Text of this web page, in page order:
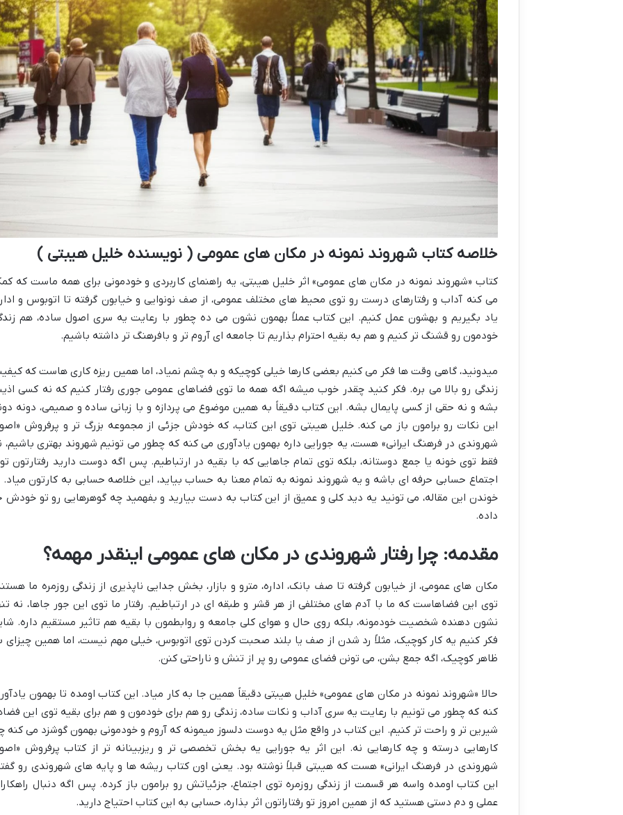
خلاصه کتاب شهروند نمونه در مکان های عمومی ( نویسنده خلیل هیبتی )
کتاب «شهروند نمونه در مکان های عمومی» اثر خلیل هیبتی، یه راهنمای کاربردی و خودمونی برای همه ماست که
می کنه آداب و رفتارهای درست رو توی محیط های مختلف عمومی، از صف نونوایی و خیابون گرفته تا اتوبوس و
یاد بگیریم و بهشون عمل کنیم. این کتاب عملاً بهمون نشون می ده چطور با رعایت یه سری اصول ساده، هم
خودمون رو قشنگ تر کنیم و هم به بقیه احترام بذاریم تا جامعه ای آروم تر و بافرهنگ تر داشته باشیم.
میدونید، گاهی وقت ها فکر می کنیم بعضی کارها خیلی کوچیکه و به چشم نمیاد، اما همین ریزه کاری هاست که
زندگی رو بالا می بره. فکر کنید چقدر خوب میشه اگه همه ما توی فضاهای عمومی جوری رفتار کنیم که نه کسی
بشه و نه حقی از کسی پایمال بشه. این کتاب دقیقاً به همین موضوع می پردازه و با زبانی ساده و صمیمی، دونه
این نکات رو برامون باز می کنه. خلیل هیبتی توی این کتاب، که خودش جزئی از مجموعه بزرگ تر و پرفروش
شهروندی در فرهنگ ایرانی» هست، یه جورایی داره بهمون یادآوری می کنه که چطور می تونیم شهروند بهتری باشیم،
فقط توی خونه یا جمع دوستانه، بلکه توی تمام جاهایی که با بقیه در ارتباطیم. پس اگه دوست دارید رفتارتون
اجتماع حسابی حرفه ای باشه و یه شهروند نمونه به تمام معنا به حساب بیاید، این خلاصه حسابی به کارتون میاد.
خوندن این مقاله، می تونید یه دید کلی و عمیق از این کتاب به دست بیارید و بفهمید چه گوهرهایی رو تو خودش
داده.
مقدمه: چرا رفتار شهروندی در مکان های عمومی اینقدر مهمه؟
مکان های عمومی، از خیابون گرفته تا صف بانک، اداره، مترو و بازار، بخش جدایی ناپذیری از زندگی روزمره ما
توی این فضاهاست که ما با آدم های مختلفی از هر قشر و طبقه ای در ارتباطیم. رفتار ما توی این جور جاها، نه
نشون دهنده شخصیت خودمونه، بلکه روی حال و هوای کلی جامعه و روابطمون با بقیه هم تاثیر مستقیم داره.
فکر کنیم یه کار کوچیک، مثلاً رد شدن از صف یا بلند صحبت کردن توی اتوبوس، خیلی مهم نیست، اما همین چیزای
ظاهر کوچیک، اگه جمع بشن، می تونن فضای عمومی رو پر از تنش و ناراحتی کنن.
حالا «شهروند نمونه در مکان های عمومی» خلیل هیبتی دقیقاً همین جا به کار میاد. این کتاب اومده تا بهمون
کنه که چطور می تونیم با رعایت یه سری آداب و نکات ساده، زندگی رو هم برای خودمون و هم برای بقیه توی این
شیرین تر و راحت تر کنیم. این کتاب در واقع مثل یه دوست دلسوز میمونه که آروم و خودمونی بهمون گوشزد می کنه
کارهایی درسته و چه کارهایی نه. این اثر یه جورایی یه بخش تخصصی تر و ریزبینانه تر از کتاب پرفروش
شهروندی در فرهنگ ایرانی» هست که هیبتی قبلاً نوشته بود. یعنی اون کتاب ریشه ها و پایه های شهروندی رو
این کتاب اومده واسه هر قسمت از زندگی روزمره توی اجتماع، جزئیاتش رو برامون باز کرده. پس اگه دنبال
عملی و دم دستی هستید که از همین امروز تو رفتاراتون اثر بذاره، حسابی به این کتاب احتیاج دارید.